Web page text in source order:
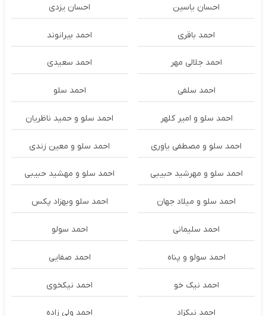
احسان یاسین احسان یزدی
احمد باقری احمد بیرانوند
احمد جلالی مهر احمد سعیدی
احمد سلفی احمد سلو
احمد سلو و امیر کلهر احمد سلو و حمید ناظریان
احمد سلو و مصطفی یاوری احمد سلو و معین زندی
احمد سلو و مهرشید حبیبی احمد سلو و مهشید حبیبی
احمد سلو و میلاد جهان احمد سلو وبهزاد پکس
احمد سلیمانی احمد سولو
احمد سولو و پناه احمد صفایی
احمد نیک خو احمد نیکخوی
احمد نیکزاد احمد ولی زاده